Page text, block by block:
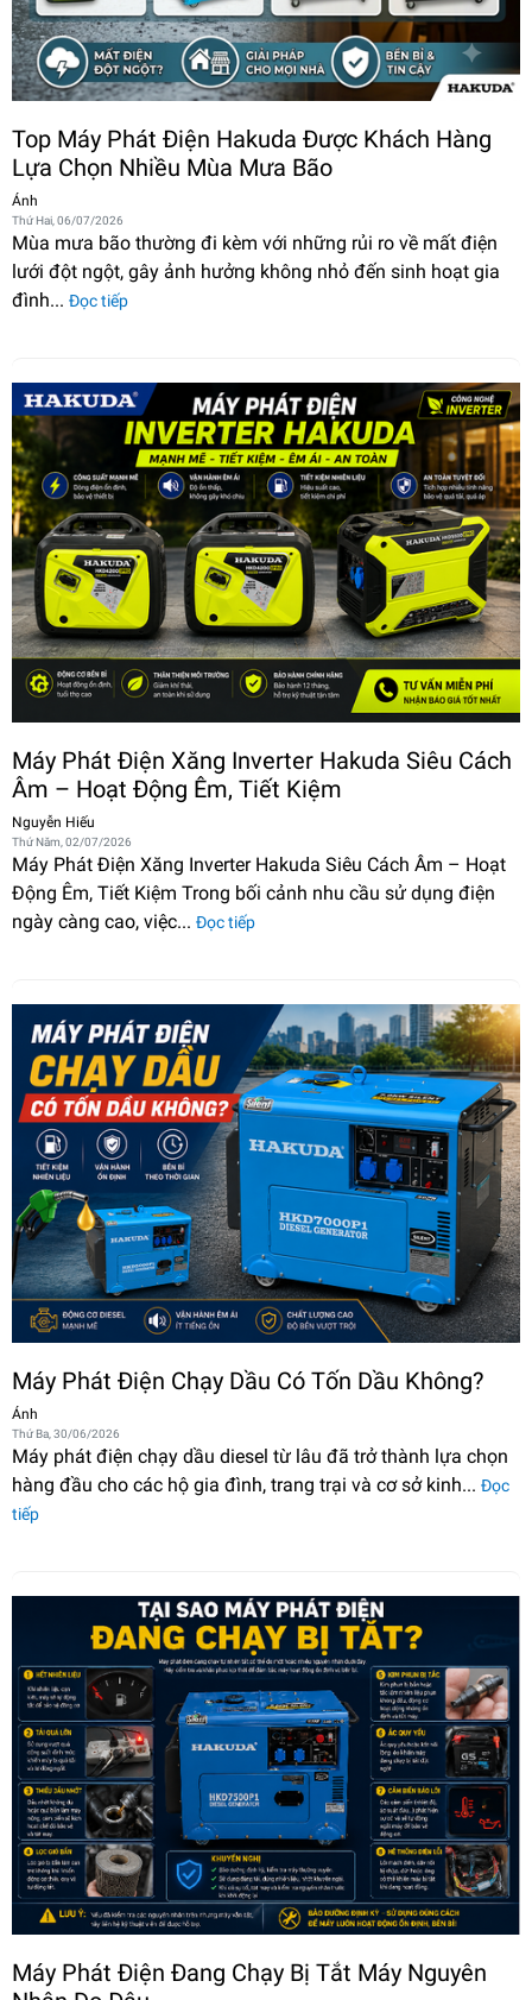
Top Máy Phát Điện Hakuda Được Khách Hàng
Lựa Chọn Nhiều Mùa Mưa Bão
Ánh
Thứ Hai, 06/07/2026
Mùa mưa bão thường đi kèm với những rủi ro về mất điện
lưới đột ngột, gây ảnh hưởng không nhỏ đến sinh hoạt gia
đình... Đọc tiếp
Máy Phát Điện Xăng Inverter Hakuda Siêu Cách
Âm – Hoạt Động Êm, Tiết Kiệm
Nguyễn Hiếu
Thứ Năm, 02/07/2026
Máy Phát Điện Xăng Inverter Hakuda Siêu Cách Âm – Hoạt
Động Êm, Tiết Kiệm Trong bối cảnh nhu cầu sử dụng điện
ngày càng cao, việc... Đọc tiếp
Máy Phát Điện Chạy Dầu Có Tốn Dầu Không?
Ánh
Thứ Ba, 30/06/2026
Máy phát điện chạy dầu diesel từ lâu đã trở thành lựa chọn
hàng đầu cho các hộ gia đình, trang trại và cơ sở kinh... Đọc
tiếp
Máy Phát Điện Đang Chạy Bị Tắt Máy Nguyên